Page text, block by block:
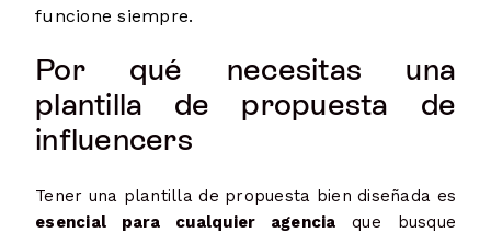
funcione siempre.
Por qué necesitas una
plantilla de propuesta de
influencers
Tener una plantilla de propuesta bien diseñada es
esencial para cualquier agencia que busque